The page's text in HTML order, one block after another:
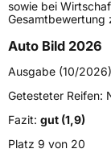
Generelle
FahrzeugtypPKW
Verwendung
Modellname N
FahrzeugartPKW
sowie bei
Gesamtbewertung
Auto Bild 2026
Ausgabe (10/2026)
Getesteter Reifen:
Fazit: gut (1,9)
Platz 9 von 20